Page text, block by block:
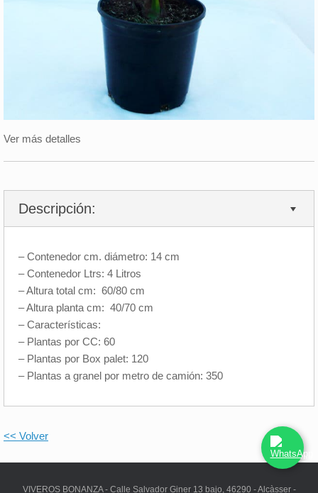
Ver más detalles
Descripción:
– Contenedor cm. diámetro: 14 cm
– Contenedor Ltrs: 4 Litros
– Altura total cm: 60/80 cm
– Altura planta cm: 40/70 cm
– Características:
– Plantas por CC: 60
– Plantas por Box palet: 120
– Plantas a granel por metro de camión: 350
<< Volver
VIVEROS BONANZA - Calle Salvador Giner 13 bajo, 46290 - Alcàsser -